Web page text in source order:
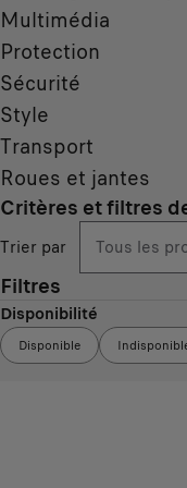
Multimédia
Protection
Sécurité
Style
Transport
Roues et jantes
Critères et filtres
Trier par Tous les
Filtres
Disponibilité
Disponible